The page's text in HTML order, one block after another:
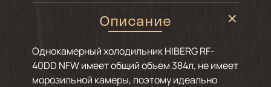
Описание
Однокамерный холодильник HIBERG RF-
40DD NFW имеет общий объем 384л, не имеет
морозильной камеры, поэтому идеально